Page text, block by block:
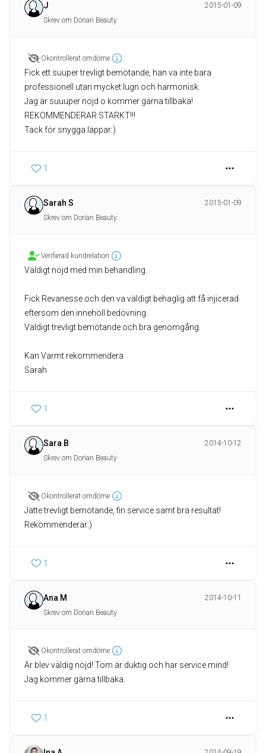
J
2015-01-09
Skrev om Dorian Beauty
Okontrollerat omdöme
Fick ett suuper trevligt bemötande, han va inte bara
professionell utan mycket lugn och harmonisk.
Jag är suuuper nöjd o kommer gärna tillbaka!
REKOMMENDERAR STARKT!!!
Tack för snygga läppar:)
1
Sarah S
2015-01-09
Skrev om Dorian Beauty
Verifierad kundrelation
Väldigt nöjd med min behandling.
Fick Revanesse och den va väldigt behaglig att få injicerad
eftersom den innehöll bedövning.
Väldigt trevligt bemötande och bra genomgång.
Kan Varmt rekommendera
Sarah
1
Sara B
2014-10-12
Skrev om Dorian Beauty
Okontrollerat omdöme
Jätte trevligt bemötande, fin service samt bra resultat!
Rekommenderar:)
1
Ana M
2014-10-11
Skrev om Dorian Beauty
Okontrollerat omdöme
Är blev väldig nöjd! Tom är duktig och har service mind!
Jag kommer gärna tillbaka.
1